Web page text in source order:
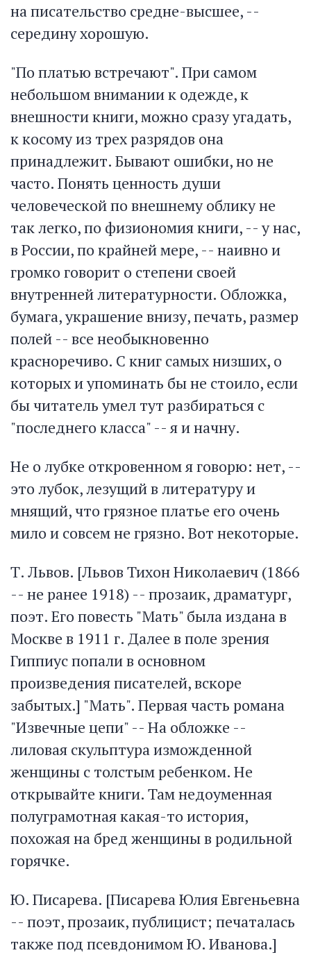
на писательство средне-высшее, --
середину хорошую.
"По платью встречают". При самом
небольшом внимании к одежде, к
внешности книги, можно сразу угадать,
к косому из трех разрядов она
принадлежит. Бывают ошибки, но не
часто. Понять ценность души
человеческой по внешнему облику не
так легко, по физиономия книги, -- у нас,
в России, по крайней мере, -- наивно и
громко говорит о степени своей
внутренней литературности. Обложка,
бумага, украшение внизу, печать, размер
полей -- все необыкновенно
красноречиво. С книг самых низших, о
которых и упоминать бы не стоило, если
бы читатель умел тут разбираться с
"последнего класса" -- я и начну.
Не о лубке откровенном я говорю: нет, --
это лубок, лезущий в литературу и
мнящий, что грязное платье его очень
мило и совсем не грязно. Вот некоторые.
Т. Львов. [Львов Тихон Николаевич (1866
-- не ранее 1918) -- прозаик, драматург,
поэт. Его повесть "Мать" была издана в
Москве в 1911 г. Далее в поле зрения
Гиппиус попали в основном
произведения писателей, вскоре
забытых.] "Мать". Первая часть романа
"Извечные цепи" -- На обложке --
лиловая скульптура изможденной
женщины с толстым ребенком. Не
открывайте книги. Там недоуменная
полуграмотная какая-то история,
похожая на бред женщины в родильной
горячке.
Ю. Писарева. [Писарева Юлия Евгеньевна
-- поэт, прозаик, публицист; печаталась
также под псевдонимом Ю. Иванова.]